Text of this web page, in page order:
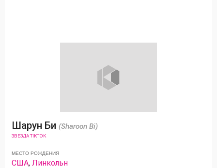
Шарун Би (Sharoon Bi)
ЗВЕЗДА TIKTOK
МЕСТО РОЖДЕНИЯ
США,Линкольн